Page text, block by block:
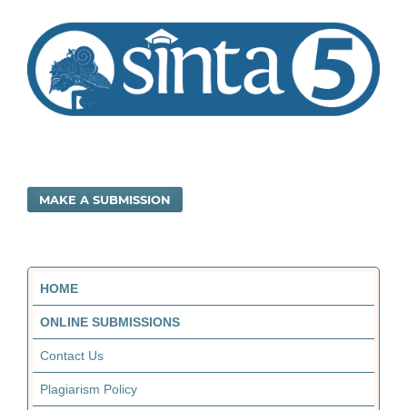
MAKE A SUBMISSION
HOME
ONLINE SUBMISSIONS
Contact Us
Plagiarism Policy